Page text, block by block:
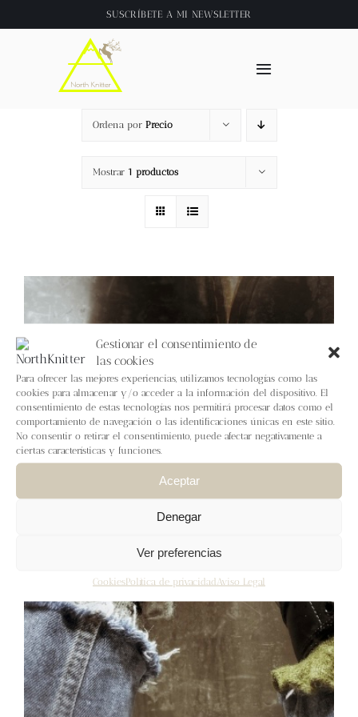
Gestionar el consentimiento de
las cookies
Para ofrecer las mejores experiencias, utilizamos tecnologías como las
cookies para almacenar y/o acceder a la información del dispositivo. El
consentimiento de estas tecnologías nos permitirá procesar datos como el
comportamiento de navegación o las identificaciones únicas en este sitio.
No consentir o retirar el consentimiento, puede afectar negativamente a
ciertas características y funciones.
Aceptar
Denegar
Ver preferencias
CookiesPolítica de privacidad Aviso Legal
al
SUSCRÍBETE A MI NEWSLETTER
Toggle
Inicio
About
Tienda
Contacto
Newsletter
Mi cuenta
Ordena por Precio
Mostrar 1 productos